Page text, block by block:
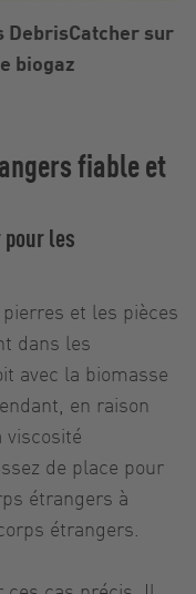
fiable et
les
et les pièces
dans les
avec la biomasse
en raison
viscosité
de place pour
étrangers à
étrangers.
DebrisCatcher sur
biogaz